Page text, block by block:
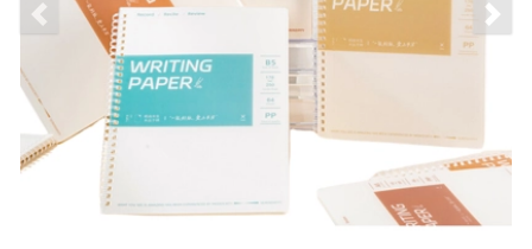
Previous slide